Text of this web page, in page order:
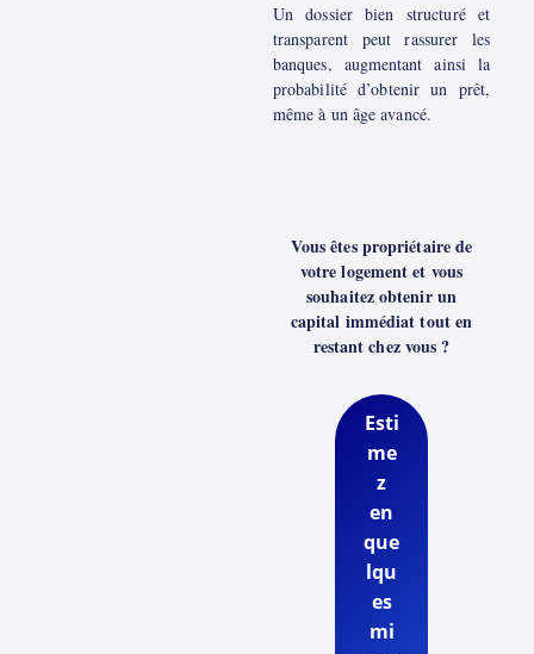
Un dossier bien structuré et
transparent peut rassurer les
banques, augmentant ainsi la
probabilité d’obtenir un prêt,
même à un âge avancé.
Vous êtes propriétaire de
votre logement et vous
souhaitez obtenir un
capital immédiat tout en
restant chez vous ?
Esti
me
z
en
que
lqu
es
mi